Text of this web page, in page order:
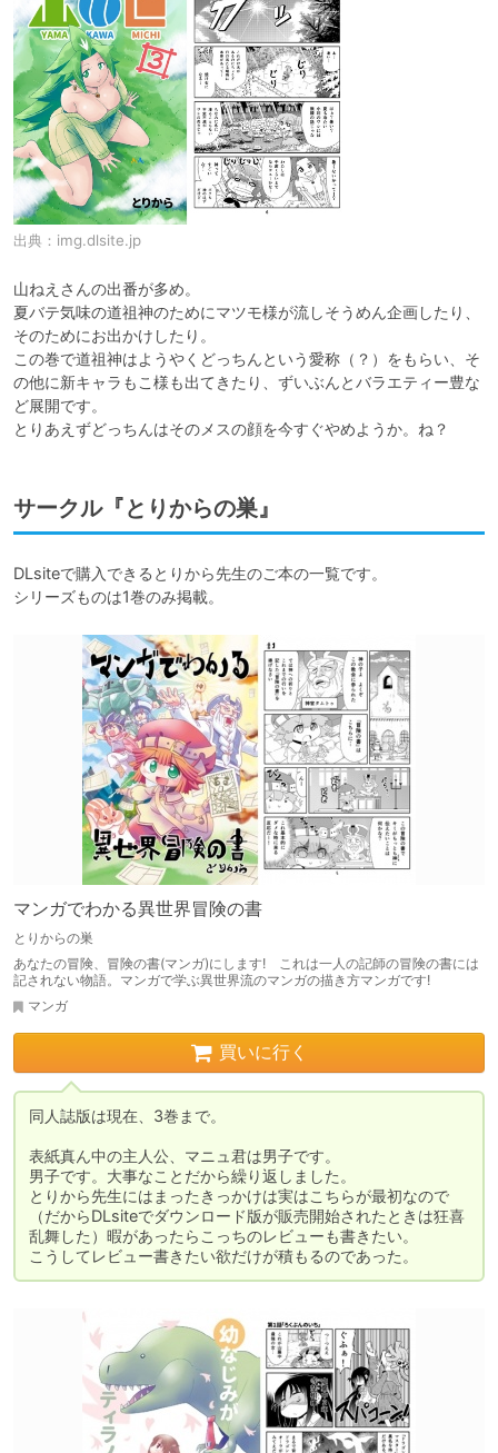
出典： img.dlsite.jp
山ねえさんの出番が多め。
夏バテ気味の道祖神のためにマツモ様が流しそうめん企画したり、
そのためにお出かけしたり。
この巻で道祖神はようやくどっちんという愛称（？）をもらい、そ
の他に新キャラもこ様も出てきたり、ずいぶんとバラエティー豊な
ど展開です。
とりあえずどっちんはそのメスの顔を今すぐやめようか。ね？
サークル『とりからの巣』
DLsiteで購入できるとりから先生のご本の一覧です。
シリーズものは1巻のみ掲載。
マンガでわかる異世界冒険の書
とりからの巣
あなたの冒険、冒険の書(マンガ)にします! これは一人の記師の冒険の書には
記されない物語。マンガで学ぶ異世界流のマンガの描き方マンガです!
マンガ
買いに行く
同人誌版は現在、3巻まで。
表紙真ん中の主人公、マニュ君は男子です。
男子です。大事なことだから繰り返しました。
とりから先生にはまったきっかけは実はこちらが最初なので
（だからDLsiteでダウンロード版が販売開始されたときは狂喜
乱舞した）暇があったらこっちのレビューも書きたい。
こうしてレビュー書きたい欲だけが積もるのであった。